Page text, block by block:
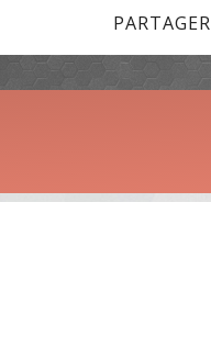
PARTAGER